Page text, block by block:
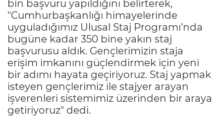
bin başvuru yapıldığını belirterek,
"Cumhurbaşkanlığı himayelerinde
uyguladığımız Ulusal Staj Programı’nda
bugüne kadar 350 bine yakın staj
başvurusu aldık. Gençlerimizin staja
erişim imkanını güçlendirmek için yeni
bir adımı hayata geçiriyoruz. Staj yapmak
isteyen gençlerimiz ile stajyer arayan
işverenleri sistemimiz üzerinden bir araya
getiriyoruz" dedi.